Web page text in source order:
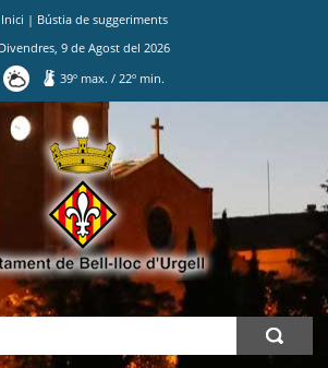
Inici | Bústia de suggeriments
Divendres 9 de Agost del 2026
39º max./ 22º min.